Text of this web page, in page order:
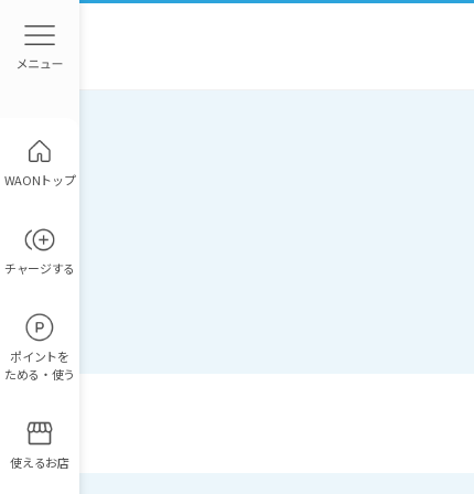
WAONトップ
チャージする
ポイントを
ためる・使う
使えるお店